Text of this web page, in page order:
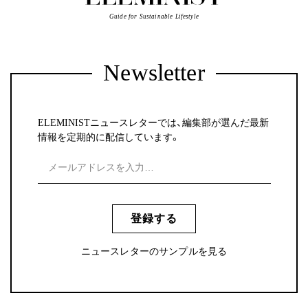
Guide for Sustainable Lifestyle
Newsletter
ELEMINISTニュースレターでは、編集部が選んだ最新
情報を定期的に配信しています。
登録する
ニュースレターのサンプルを見る